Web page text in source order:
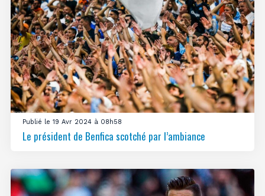
Publié le 19 Avr 2024 à 08h58
Le président de Benfica scotché par l’ambiance